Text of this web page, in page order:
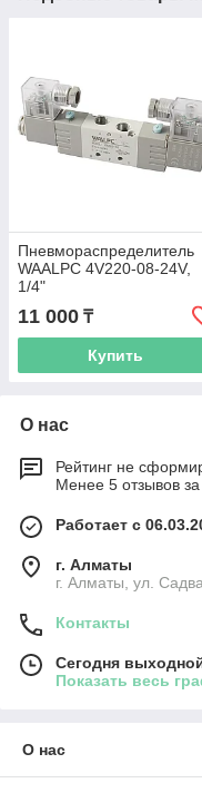
Пневмораспределитель
WAALPC 4V220-08-24V,
1/4"
11 000 ₸
Купить
О нас
Рейтинг не
Менее 5 отзывов
Работает с
г. Алматы
г. Алматы, ул.
Контакты
Сегодня
Показать весь
О нас